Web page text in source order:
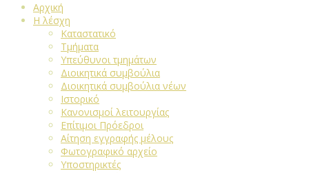
Αρχική
Η λέσχη
Καταστατικό
Τμήματα
Υπεύθυνοι τμημάτων
Διοικητικά συμβούλια
Διοικητικά συμβούλια νέων
Ιστορικό
Κανονισμοί λειτουργίας
Επίτιμοι Πρόεδροι
Αίτηση εγγραφής μέλους
Φωτογραφικό αρχείο
Υποστηρικτές